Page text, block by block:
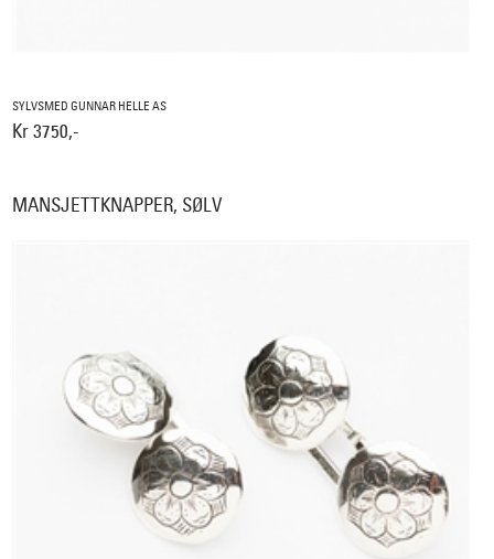
SYLVSMED GUNNAR HELLE AS
Kr 3750,-
MANSJETTKNAPPER, SØLV